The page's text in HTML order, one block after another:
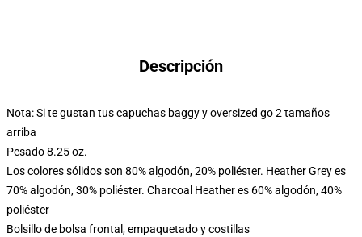
Descripción
Nota: Si te gustan tus capuchas baggy y oversized go 2 tamaños
arriba
Pesado 8.25 oz.
Los colores sólidos son 80% algodón, 20% poliéster. Heather Grey es
70% algodón, 30% poliéster. Charcoal Heather es 60% algodón, 40%
poliéster
Bolsillo de bolsa frontal, empaquetado y costillas